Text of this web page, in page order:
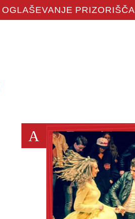
OGLAŠEVANJE PRIZORIŠČA
A